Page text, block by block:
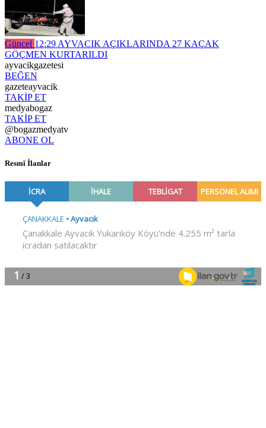
Güncel 12:29 AYVACIK AÇIKLARINDA 27 KAÇAK
GÖÇMEN KURTARILDI
ayvacikgazetesi
BEĞEN
gazeteayvacik
TAKİP ET
medyabogaz
TAKİP ET
@bogazmedyatv
ABONE OL
Resmî İlanlar